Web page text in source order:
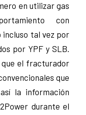
en utilizar gas
con
incluso tal vez por
por YPF y SLB.
el fracturador
que
la información
durante el